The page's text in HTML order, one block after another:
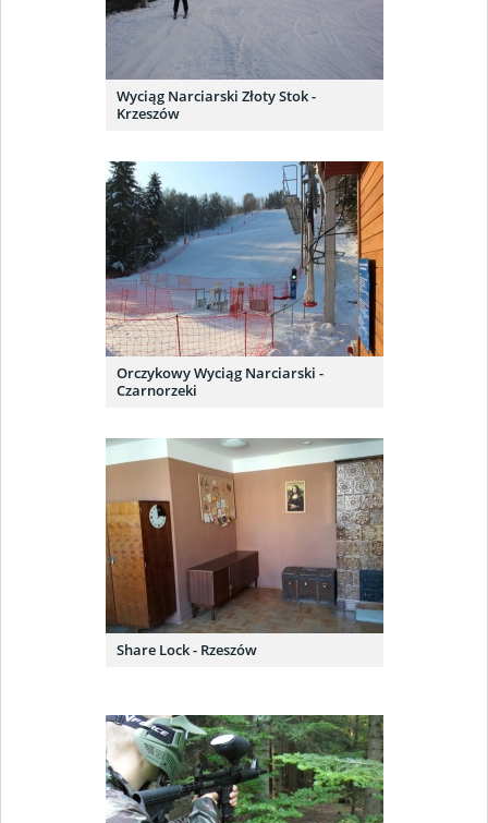
Wyciąg Narciarski Złoty Stok -
Krzeszów
Orczykowy Wyciąg Narciarski -
Czarnorzeki
Share Lock - Rzeszów